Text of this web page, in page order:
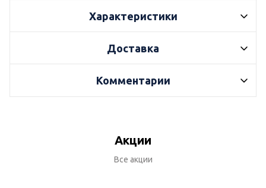
Характеристики
Доставка
Комментарии
Акции
Все акции